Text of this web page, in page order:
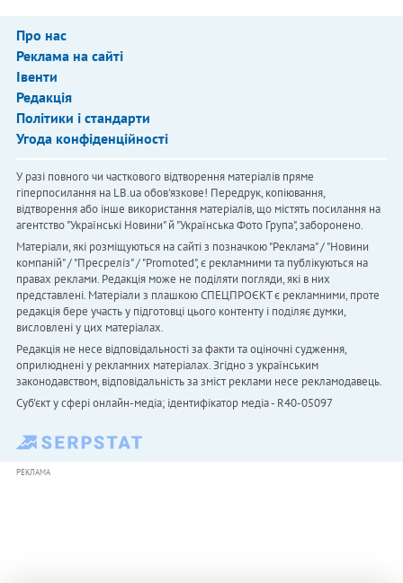
Про нас
Реклама на сайті
Івенти
Редакція
Політики і стандарти
Угода конфіденційності
У разі повного чи часткового відтворення матеріалів пряме
гіперпосилання на LB.ua обов'язкове! Передрук, копіювання,
відтворення або інше використання матеріалів, що містять посилання на
агентство "Українськi Новини" й "Українська Фото Група", заборонено.
Матеріали, які розміщуються на сайті з позначкою "Реклама" / "Новини
компаній" / "Пресреліз" / "Promoted", є рекламними та публікуються на
правах реклами. Редакція може не поділяти погляди, які в них
представлені. Матеріали з плашкою СПЕЦПРОЄКТ є рекламними, проте
редакція бере участь у підготовці цього контенту і поділяє думки,
висловлені у цих матеріалах.
Редакція не несе відповідальності за факти та оціночні судження,
оприлюднені у рекламних матеріалах. Згідно з українським
законодавством, відповідальність за зміст реклами несе рекламодавець.
Cуб'єкт у сфері онлайн-медіа; ідентифікатор медіа - R40-05097
РЕКЛАМА